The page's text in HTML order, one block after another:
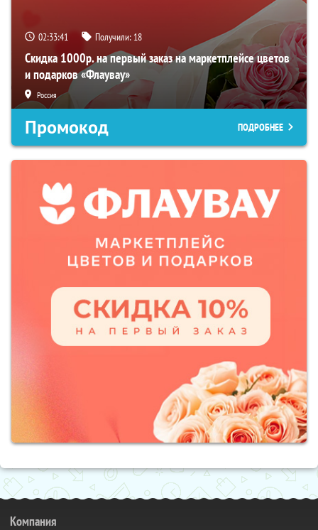
02:33:40 Получили: 18
Скидка 1000р. на первый заказ на маркетплейсе цветов
и подарков «Флаувау»
Россия
Промокод ПОДРОБНЕЕ
Компания